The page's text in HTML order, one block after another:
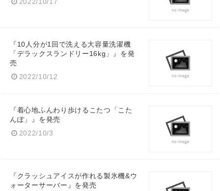
『10人分が1回で洗える大容量洗濯機
「デラックスランドリー16kg」』を発
売
2022/10/12
『着心地ふんわり歩けるこたつ「こた
んぽ」』を発売
2022/10/3
『クラッシュアイスが作れる製氷機&ウ
ォーターサーバー』を発売